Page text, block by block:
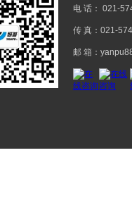
电 话： 021-
传 真：021-
邮 箱：